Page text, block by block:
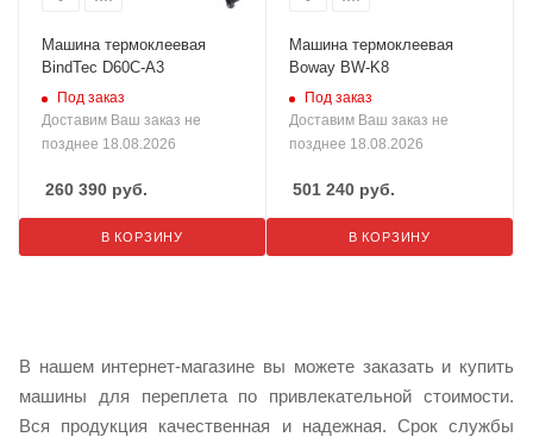
Машина термоклеевая
BindTec D60C-A3
Под заказ
Доставим Ваш заказ не
позднее 18.08.2026
260 390 руб.
В КОРЗИНУ
Машина термоклеевая
Boway BW-K8
Под заказ
Доставим Ваш заказ не
позднее 18.08.2026
501 240 руб.
В КОРЗИНУ
В нашем интернет-магазине вы можете заказать и купить
машины для переплета по привлекательной стоимости.
Вся продукция качественная и надежная. Срок службы